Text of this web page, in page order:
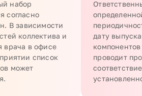
набор
согласно
В зависимости
коллектива и
врача в офисе
список
может
дату
компонентов
проводит